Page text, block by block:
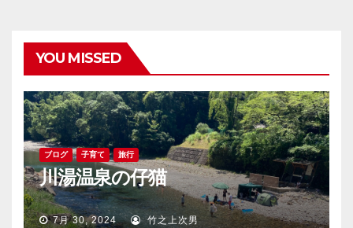
YOU MISSED
ブログ 子育て 旅行
川湯温泉の仔猫
7月 30, 2024 竹之上次男